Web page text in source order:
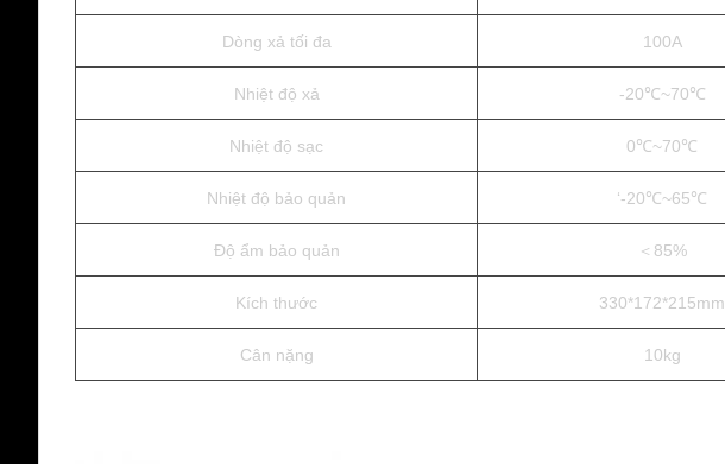
Dòng xả tối đa 100A
Nhiệt độ xả -20℃~70℃
Nhiệt độ sạc 0℃~70℃
Nhiệt độ bảo quản ‘-20℃~65℃
Độ ẩm bảo quản ＜85%
Kích thước 330*172*215mm
Cân nặng 10kg